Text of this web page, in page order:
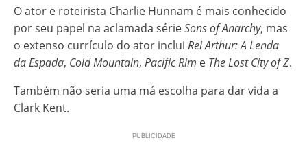
O ator e roteirista Charlie Hunnam é mais conhecido
por seu papel na aclamada sérieSons of Anarchy, mas
o extenso currículo do ator inclui Rei Arthur: A Lenda
da Espada, Cold Mountain, Pacific Rim e The Lost City of Z.
Também não seria uma má escolha para dar vida a
Clark Kent.